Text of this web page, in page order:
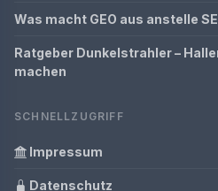
Was macht GEO aus anstelle
Ratgeber Dunkelstrahler –
machen
SCHNELLZUGRIFF
Impressum
Datenschutz